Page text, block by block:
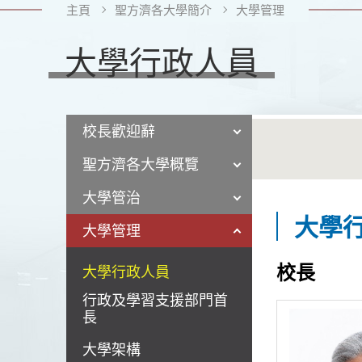
主頁 聖方濟各大學簡介 大學管理
大學行政人員
校長歡迎辭
聖方濟各大學概覽
大學管治
大學管理
大學行政人員
行政及學習支援部門首
長
大學架構
大學
校長